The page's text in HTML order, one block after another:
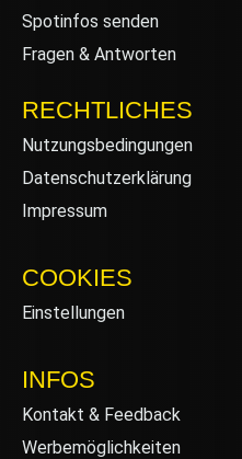
Spotinfos senden
Fragen & Antworten
RECHTLICHES
Nutzungsbedingungen
Datenschutzerklärung
Impressum
COOKIES
Einstellungen
INFOS
Kontakt & Feedback
Werbemöglichkeiten